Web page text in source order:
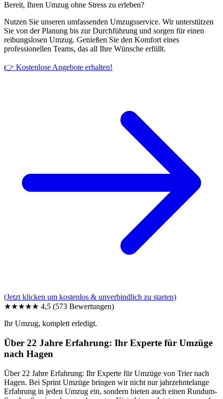
Bereit, Ihren Umzug ohne Stress zu erleben?
Nutzen Sie unseren umfassenden Umzugsservice. Wir unterstützen
Sie von der Planung bis zur Durchführung und sorgen für einen
reibungslosen Umzug. Genießen Sie den Komfort eines
professionellen Teams, das all Ihre Wünsche erfüllt.
👉 Kostenlose Angebote erhalten!
(Jetzt klicken um kostenlos & unverbindlich zu starten)
★★★★★ 4,5 (573 Bewertungen)
Ihr Umzug, komplett erledigt.
Über 22 Jahre Erfahrung: Ihr Experte für Umzüge
nach Hagen
Über 22 Jahre Erfahrung: Ihr Experte für Umzüge von Trier nach
Hagen. Bei Sprint Umzüge bringen wir nicht nur jahrzehntelange
Erfahrung in jeden Umzug ein, sondern bieten auch einen Rundum-